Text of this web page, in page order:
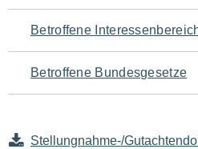
für
den
Seiteninhalt
Betroffene
Betroffene Bundesgesetze
Stellungnahme-/